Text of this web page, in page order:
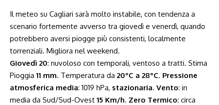
Il meteo su Cagliari sarà molto instabile, con tendenza a
scenario fortemente avverso tra giovedì e venerdì, quando
potrebbero aversi piogge più consistenti, localmente
torrenziali. Migliora nel weekend.
Giovedì 20: nuvoloso con temporali, ventoso a tratti. Stima
Pioggia 11 mm. Temperatura da 20°C a 28°C. Pressione
atmosferica media: 1019 hPa, stazionaria. Vento: in
media da Sud/Sud-Ovest 15 Km/h. Zero Termico: circa